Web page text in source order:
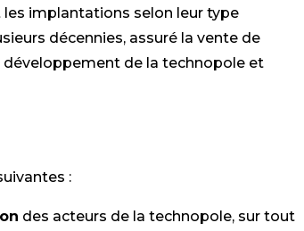
implantations selon leur type
décennies, assuré la vente de
de la technopole et
:
des acteurs de la technopole, sur tout